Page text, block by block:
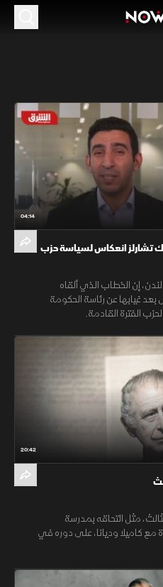
04:14
تشارلز انعكاس لسياسة حزب
إن الخطاب الذي ألقاه
بعد غيابها عن رئاسة الحكومة
20:42
مثل التحاقه بمدرسة
مع كاميلا وديانا، على دوره في